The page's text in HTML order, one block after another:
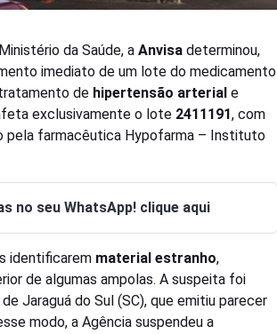
da Saúde, a Anvisa determinou,
imediato de um lote do medicamento
de hipertensão arterial e
exclusivamente o lote 2411191, com
pela farmacêutica Hypofarma – Instituto
no seu WhatsApp! clique aqui
identificarem material estranho,
de algumas ampolas. A suspeita foi
Jaraguá do Sul (SC), que emitiu parecer
modo, a Agência suspendeu a